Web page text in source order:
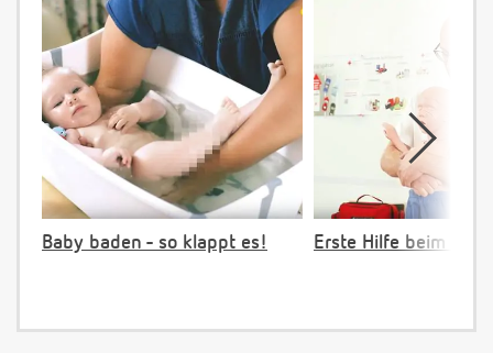
Baby baden - so klappt es! Erste Hilfe beim